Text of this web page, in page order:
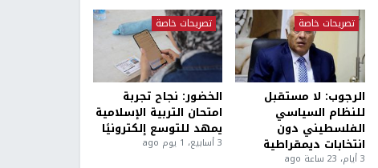
تصريحات خاصة
الرجوب: لا مستقبل
للنظام السياسي
الفلسطيني دون
انتخابات ديمقراطية
3 أيام، 23 ساعة ago
تصريحات خاصة
الخضور: نجاح تجربة
امتحان التربية الإسلامية
يمهد للتوسع إلكترونيًا
3 أسابيع، 1 يوم ago